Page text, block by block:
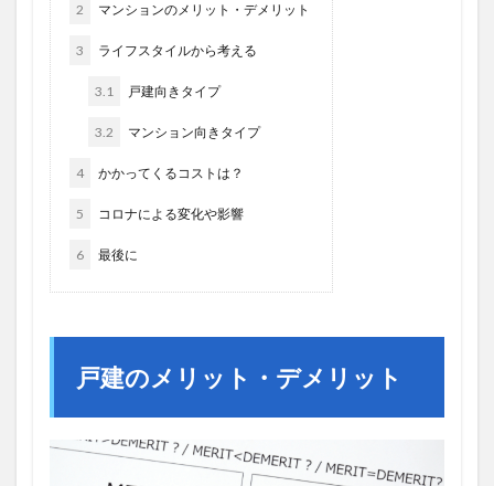
2 マンションのメリット・デメリット
3 ライフスタイルから考える
3.1 戸建向きタイプ
3.2 マンション向きタイプ
4 かかってくるコストは？
5 コロナによる変化や影響
6 最後に
戸建のメリット・デメリット